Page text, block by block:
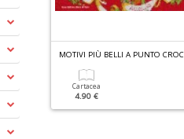
Cartacea
4.90 €